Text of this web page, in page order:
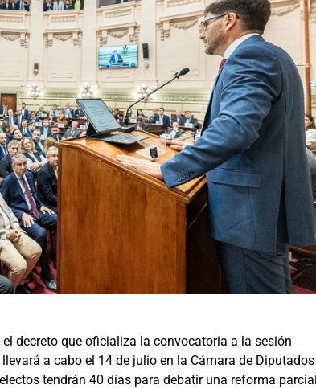
decreto que oficializa la convocatoria a la sesión
a cabo el 14 de julio en la Cámara de Diputados
tendrán 40 días para debatir una reforma parcial